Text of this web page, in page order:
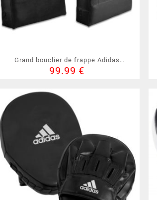
Grand bouclier de frappe Adidas
(ADIBAC06)
99.99 €